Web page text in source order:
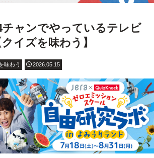
チャンでやっているテレビ
イズを味わう】
味わう 2026.05.15